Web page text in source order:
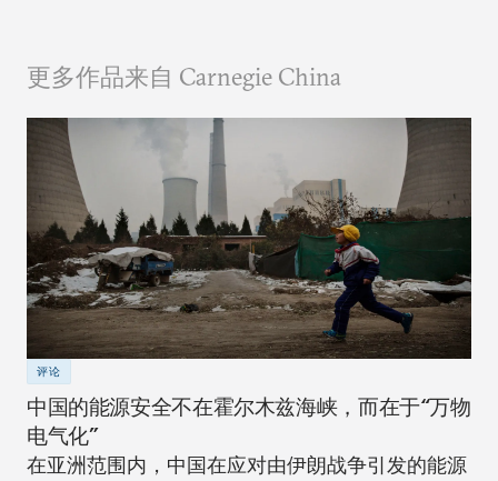
更多作品来自 Carnegie China
评论
中国的能源安全不在霍尔木兹海峡，而在于“万物
电气化”
在亚洲范围内，中国在应对由伊朗战争引发的能源